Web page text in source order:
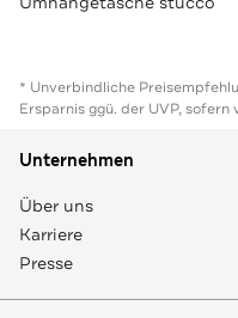
* Unverbindliche
Ersparnis ggü. der UVP, sofern
Unternehmen
Über uns
Karriere
Presse